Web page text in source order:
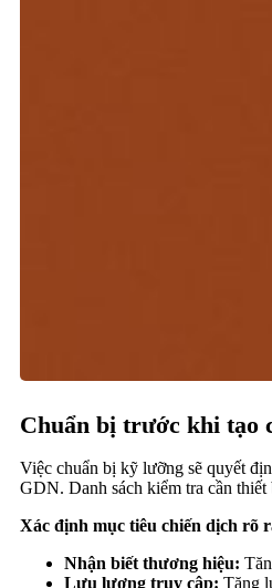
Chuẩn bị trước khi tạo
Việc chuẩn bị kỹ lưỡng sẽ quyết
GDN. Danh sách kiểm tra cần thiết
Xác định mục tiêu chiến dịch rõ
Nhận biết thương hiệu:
Lưu lượng truy cập: Tăng